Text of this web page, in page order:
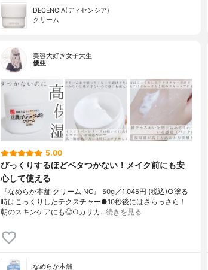
DECENCIA(ディセンシア)
クリーム
美容大好き女子大生
優亜
5.00
びっくりするほどベタつかない！メイク前にも安
心して使える
『なめらか本舗 クリーム NC』 50g／1,045円 (税込)○塗る
時はこっくりしたテクスチャー●10秒後にはさらっさら！
朝のスキンケアにも◎○カサカ…続きを見る
なめらか本舗